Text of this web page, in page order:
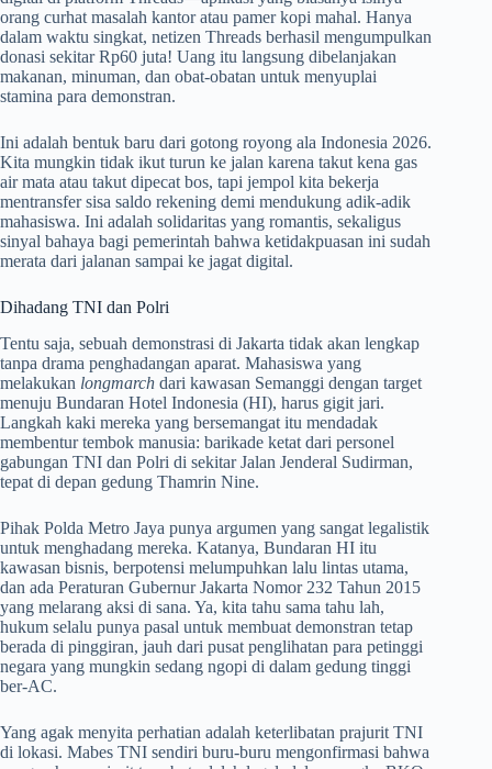
orang curhat masalah kantor atau pamer kopi mahal. Hanya
dalam waktu singkat, netizen Threads berhasil mengumpulkan
donasi sekitar Rp60 juta! Uang itu langsung dibelanjakan
makanan, minuman, dan obat-obatan untuk menyuplai
stamina para demonstran.
Ini adalah bentuk baru dari gotong royong ala Indonesia 2026.
Kita mungkin tidak ikut turun ke jalan karena takut kena gas
air mata atau takut dipecat bos, tapi jempol kita bekerja
mentransfer sisa saldo rekening demi mendukung adik-adik
mahasiswa. Ini adalah solidaritas yang romantis, sekaligus
sinyal bahaya bagi pemerintah bahwa ketidakpuasan ini sudah
merata dari jalanan sampai ke jagat digital.
Dihadang TNI dan Polri
Tentu saja, sebuah demonstrasi di Jakarta tidak akan lengkap
tanpa drama penghadangan aparat. Mahasiswa yang
melakukan longmarch dari kawasan Semanggi dengan target
menuju Bundaran Hotel Indonesia (HI), harus gigit jari.
Langkah kaki mereka yang bersemangat itu mendadak
membentur tembok manusia: barikade ketat dari personel
gabungan TNI dan Polri di sekitar Jalan Jenderal Sudirman,
tepat di depan gedung Thamrin Nine.
Pihak Polda Metro Jaya punya argumen yang sangat legalistik
untuk menghadang mereka. Katanya, Bundaran HI itu
kawasan bisnis, berpotensi melumpuhkan lalu lintas utama,
dan ada Peraturan Gubernur Jakarta Nomor 232 Tahun 2015
yang melarang aksi di sana. Ya, kita tahu sama tahu lah,
hukum selalu punya pasal untuk membuat demonstran tetap
berada di pinggiran, jauh dari pusat penglihatan para petinggi
negara yang mungkin sedang ngopi di dalam gedung tinggi
ber-AC.
Yang agak menyita perhatian adalah keterlibatan prajurit TNI
di lokasi. Mabes TNI sendiri buru-buru mengonfirmasi bahwa